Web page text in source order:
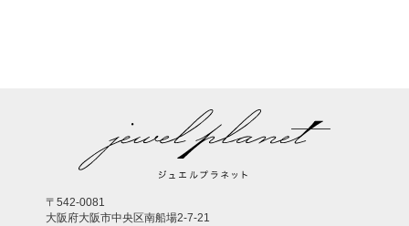
〒542-0081
大阪府大阪市中央区南船場2-7-21